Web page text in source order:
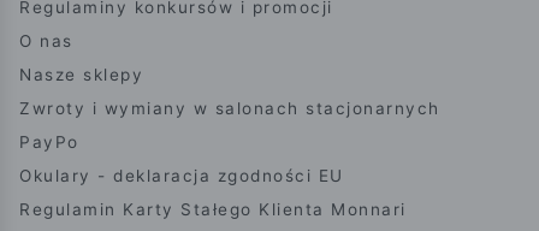
Regulaminy konkursów i promocji
O nas
Nasze sklepy
Zwroty i wymiany w salonach stacjonarnych
PayPo
Okulary - deklaracja zgodności EU
Regulamin Karty Stałego Klienta Monnari